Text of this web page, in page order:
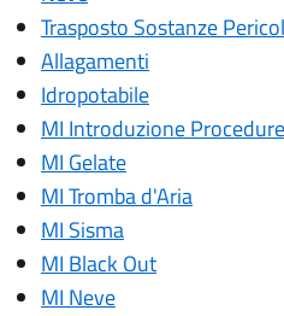
Trasposto Sostanze
Allagamenti
Idropotabile
MI Introduzione Procedure
MI Gelate
MI Tromba d'Aria
MI Sisma
MI Black Out
MI Neve